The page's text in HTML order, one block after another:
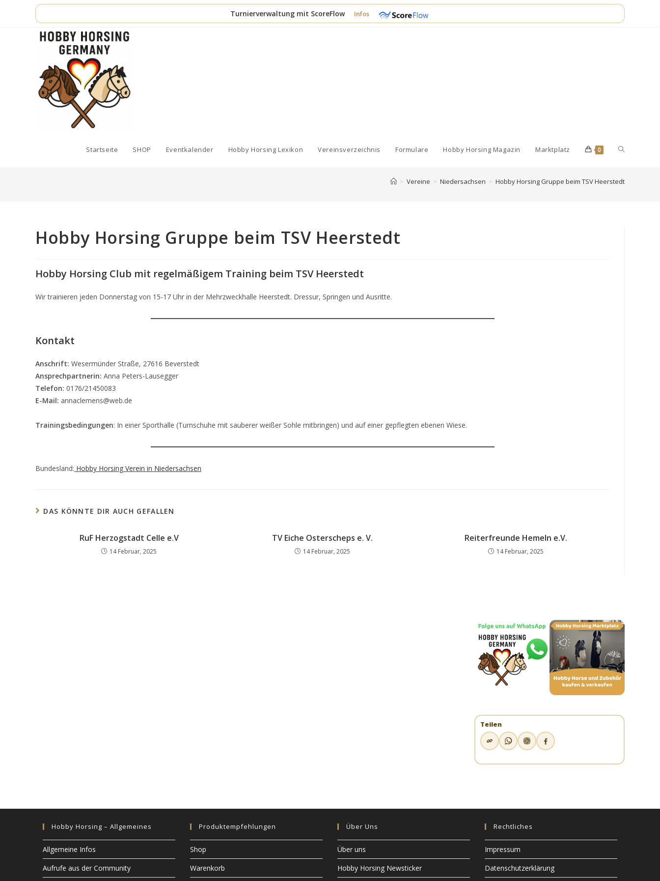
Turnierverwaltung mit ScoreFlow Infos
Startseite SHOP Eventkalender Hobby Horsing Lexikon Vereinsverzeichnis Formulare Hobby Horsing Magazin Marktplatz 0 Website-
Suche
> Vereine > Niedersachsen > Hobby Horsing Gruppe beim TSV Heerstedt
Hobby Horsing Gruppe beim TSV Heerstedt
Hobby Horsing Club mit regelmäßigem Training beim TSV Heerstedt
Wir trainieren jeden Donnerstag von 15-17 Uhr in der Mehrzweckhalle Heerstedt. Dressur, Springen und Ausritte.
Kontakt
Anschrift: Wesermünder Straße, 27616 Beverstedt
Ansprechpartnerin: Anna Peters-Lausegger
Telefon: 0176/21450083
E-Mail: annaclemens@web.de
Trainingsbedingungen: In einer Sporthalle (Turnschuhe mit sauberer weißer Sohle mitbringen) und auf einer gepflegten ebenen Wiese.
Bundesland: Hobby Horsing Verein in Niedersachsen
DAS KÖNNTE DIR AUCH GEFALLEN
RuF Herzogstadt Celle e.V
14 Februar, 2025
TV Eiche Osterscheps e. V.
14 Februar, 2025
Reiterfreunde Hemeln e.V.
14 Februar, 2025
Teilen
Hobby Horsing – Allgemeines
Allgemeine Infos
Aufrufe aus der Community
Produktempfehlungen
Shop
Warenkorb
Über Uns
Über uns
Hobby Horsing Newsticker
Rechtliches
Impressum
Datenschutzerklärung